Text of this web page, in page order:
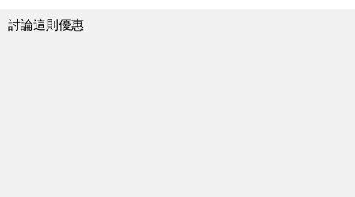
討論這則優惠